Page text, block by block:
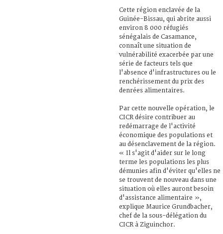
Cette région enclavée de la
Guinée-Bissau, qui abrite aussi
environ 8 000 réfugiés
sénégalais de Casamance,
connaît une situation de
vulnérabilité exacerbée par une
série de facteurs tels que
l'absence d'infrastructures ou le
renchérissement du prix des
denrées alimentaires.
Par cette nouvelle opération, le
CICR désire contribuer au
redémarrage de l'activité
économique des populations et
au désenclavement de la région.
« Il s'agit d'aider sur le long
terme les populations les plus
démunies afin d'éviter qu'elles ne
se trouvent de nouveau dans une
situation où elles auront besoin
d'assistance alimentaire »,
explique Maurice Grundbacher,
chef de la sous-délégation du
CICR à Ziguinchor.